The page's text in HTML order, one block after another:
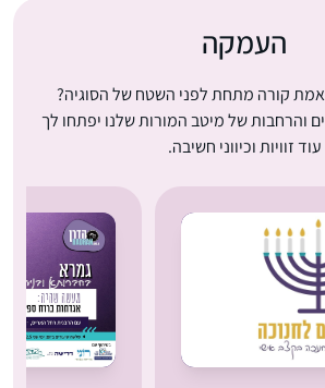
העמקה
קורה מתחת לפני השטח של הסוגיה?
והרחבות של מיטב המורות שלנו יפתחו לך
עוד זוויות וכיווני חשיבה.